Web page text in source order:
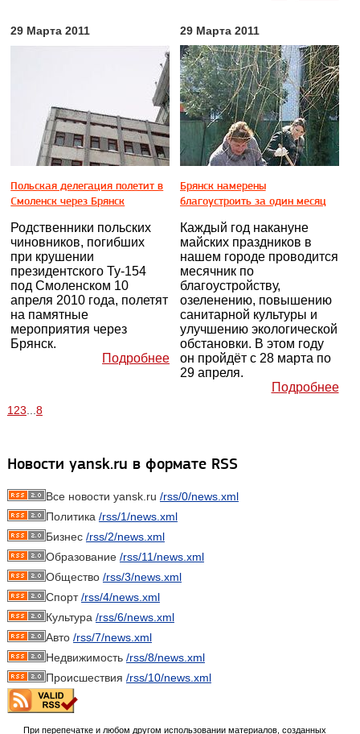
29 Марта 2011
Польская делегация полетит в
Смоленск через Брянск
Родственники польских
чиновников, погибших
при крушении
президентского Ту-154
под Смоленском 10
апреля 2010 года, полетят
на памятные
мероприятия через
Брянск.
Подробнее
29 Марта 2011
Брянск намерены
благоустроить за один месяц
Каждый год накануне
майских праздников в
нашем городе проводится
месячник по
благоустройству,
озеленению, повышению
санитарной культуры и
улучшению экологической
обстановки. В этом году
он пройдёт с 28 марта по
29 апреля.
Подробнее
1 23 8
Новости yansk.ru в формате RSS
Все новости yansk.ru /rss/0/news.xml
Политика /rss/1/news.xml
Бизнес /rss/2/news.xml
Образование /rss/11/news.xml
Общество /rss/3/news.xml
Спорт/rss/4/news.xml
Культура /rss/6/news.xml
Авто /rss/7/news.xml
Недвижимость /rss/8/news.xml
Происшествия /rss/10/news.xml
При перепечатке и любом другом использовании материалов, созданных